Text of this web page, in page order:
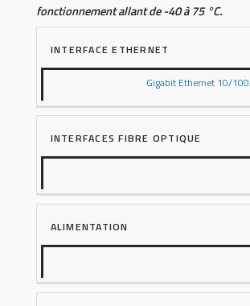
fonctionnement allant de -40 à 75 °C.
INTERFACE ETHERNET
Gigabit Ethernet 10/
INTERFACES FIBRE OPTIQUE
ALIMENTATION